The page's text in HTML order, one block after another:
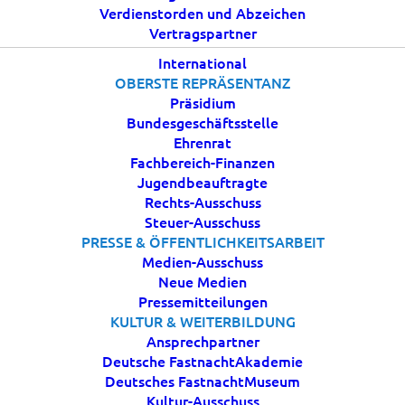
Verdienstorden und Abzeichen
Vertragspartner
International
OBERSTE REPRÄSENTANZ
Präsidium
Bundesgeschäftsstelle
Ehrenrat
Fachbereich-Finanzen
Jugendbeauftragte
Rechts-Ausschuss
Steuer-Ausschuss
PRESSE & ÖFFENTLICHKEITSARBEIT
Medien-Ausschuss
Neue Medien
Pressemitteilungen
KULTUR & WEITERBILDUNG
Ansprechpartner
Deutsche FastnachtAkademie
Deutsches FastnachtMuseum
Kultur-Ausschuss
Moment für das
deutsche Brauchtum
INAKTUELLES
03. Februar 2026wurde das Bundeskanzleramt
in Berlin für einen Tag zu einem Ort der Begegnung,
der Lebensfreude und der gelebten Tradition:
Karnevalistinnen und Karnevalisten aus ganz
Deutschland folgten der Einladung zu einem
feierlichen Empfang im Herzen der Bundespolitik.